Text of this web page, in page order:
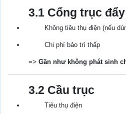
3.1 Cổng trục
Không tiêu thụ điện (nếu
Chi phí bảo trì thấp
=> Gần như không phát sinh
3.2 Cầu trục
Tiêu thụ điện